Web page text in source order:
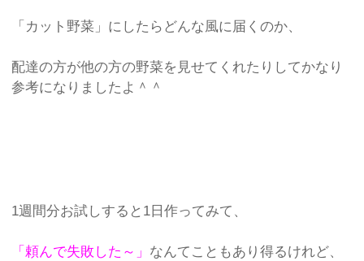
「カット野菜」にしたらどんな風に届くのか、
配達の方が他の方の野菜を見せてくれたりしてかなり
参考になりましたよ＾＾
1週間分お試しすると1日作ってみて、
「頼んで失敗した～」 なんてこともあり得るけれど、